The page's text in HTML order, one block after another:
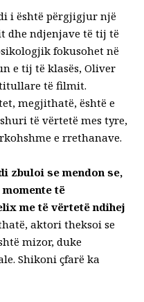
i është përgjigjur një
dhe ndjenjave të tij të
fokusohet në
e tij të klasës, Oliver
titullare të filmit.
megjithatë, është e
të vërtetë mes tyre,
e rrethanave.
zbuloi se mendon se,
momente të
me të vërtetë ndihej
aktori theksoi se
mizor, duke
Shikoni çfarë ka